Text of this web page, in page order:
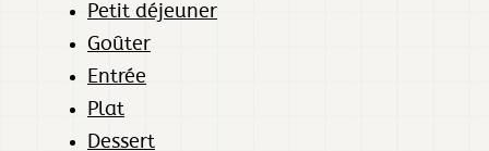
Petit déjeuner
Goûter
Entrée
Plat
Dessert